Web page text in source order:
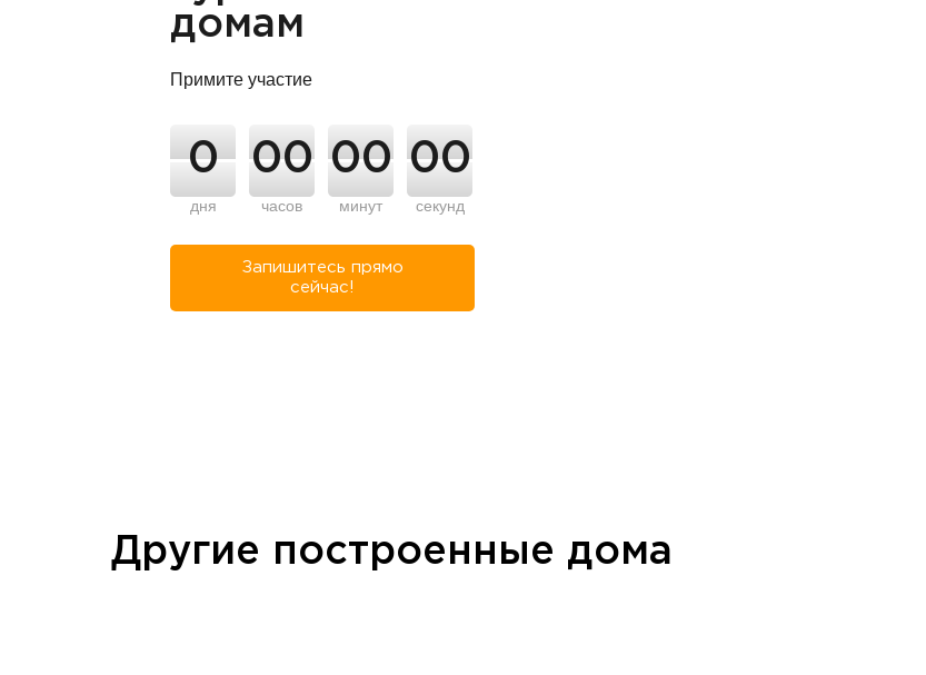
домам
Примите участие
0
дня
00
часов
00
минут
00
секунд
Запишитесь прямо
сейчас!
Другие построенные дома